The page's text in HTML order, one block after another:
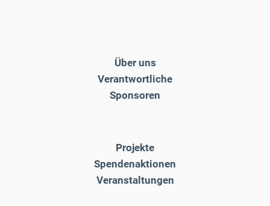
Über uns
Verantwortliche
Sponsoren
Projekte
Spendenaktionen
Veranstaltungen